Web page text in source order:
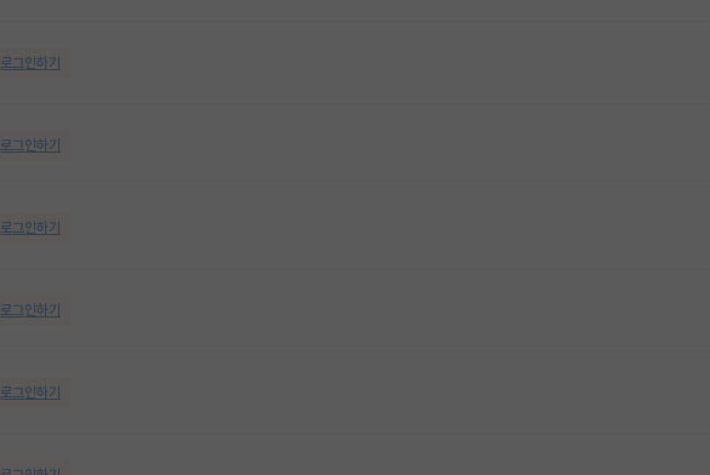
로그인하기
로그인하기
로그인하기
로그인하기
로그인하기